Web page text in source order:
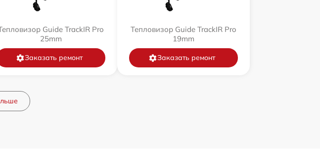
Guide TrackIR Pro
25mm
Заказать ремонт
Тепловизор Guide TrackIR Pro
19mm
Заказать ремонт